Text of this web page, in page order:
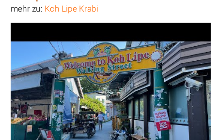
mehr zu: Koh Lipe Krabi